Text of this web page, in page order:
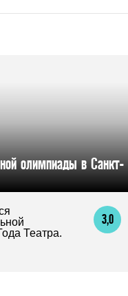
олимпиады в Санкт-
3,0
Театра.